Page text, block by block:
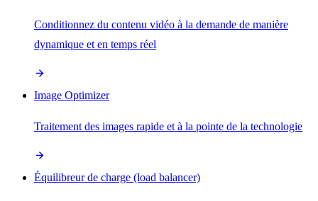
Conditionnez du contenu vidéo à la demande de manière
dynamique et en temps réel
Image Optimizer
Traitement des images rapide et à la pointe de la technologie
Équilibreur de charge (load balancer)